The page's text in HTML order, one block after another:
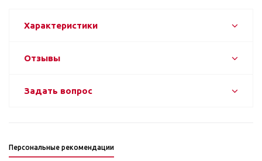
Характеристики
Отзывы
Задать вопрос
Персональные рекомендации